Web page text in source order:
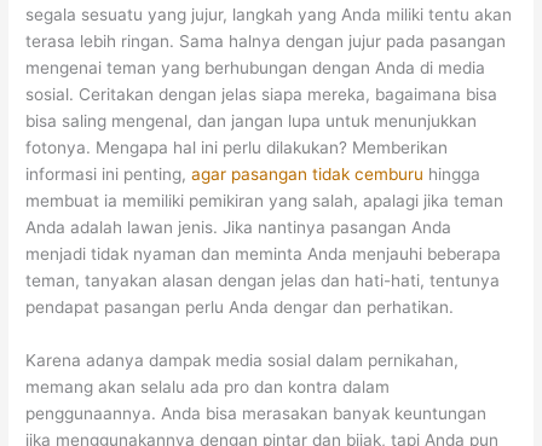
segala sesuatu yang jujur, langkah yang Anda miliki tentu akan
terasa lebih ringan. Sama halnya dengan jujur pada pasangan
mengenai teman yang berhubungan dengan Anda di media
sosial. Ceritakan dengan jelas siapa mereka, bagaimana bisa
bisa saling mengenal, dan jangan lupa untuk menunjukkan
fotonya. Mengapa hal ini perlu dilakukan? Memberikan
informasi ini penting,agar pasangan tidak cemburu hingga
membuat ia memiliki pemikiran yang salah, apalagi jika teman
Anda adalah lawan jenis. Jika nantinya pasangan Anda
menjadi tidak nyaman dan meminta Anda menjauhi beberapa
teman, tanyakan alasan dengan jelas dan hati-hati, tentunya
pendapat pasangan perlu Anda dengar dan perhatikan.
Karena adanya dampak media sosial dalam pernikahan,
memang akan selalu ada pro dan kontra dalam
penggunaannya. Anda bisa merasakan banyak keuntungan
jika menggunakannya dengan pintar dan bijak, tapi Anda pun